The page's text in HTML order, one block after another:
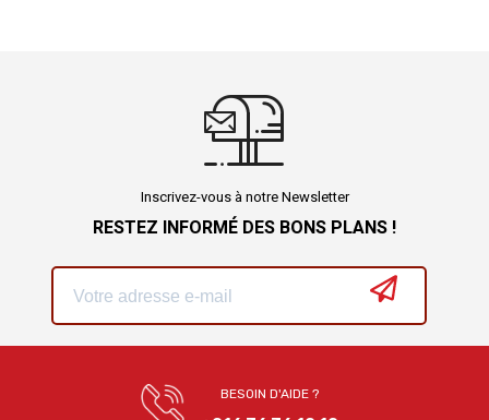
Inscrivez-vous à notre Newsletter
RESTEZ INFORMÉ DES BONS PLANS !
BESOIN D'AIDE ?